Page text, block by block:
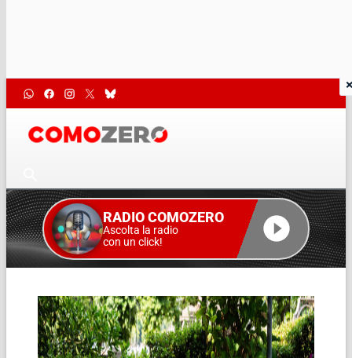
RADIO COMOZERO
Ascolta la radio
con un click!